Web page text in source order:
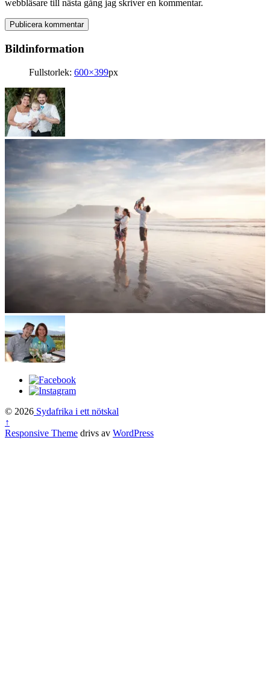
webbläsare till nästa gång jag skriver en kommentar.
Bildinformation
Fullstorlek: 600×399px
© 2026 Sydafrika i ett nötskal
↑
Responsive Theme drivs av WordPress